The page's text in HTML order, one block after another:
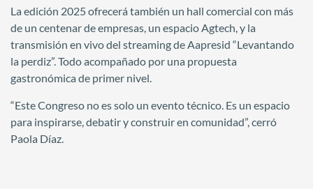
La edición 2025 ofrecerá también un hall comercial con más
de un centenar de empresas, un espacio Agtech, y la
transmisión en vivo del streaming de Aapresid “Levantando
la perdiz”. Todo acompañado por una propuesta
gastronómica de primer nivel.
“Este Congreso no es solo un evento técnico. Es un espacio
para inspirarse, debatir y construir en comunidad”, cerró
Paola Díaz.